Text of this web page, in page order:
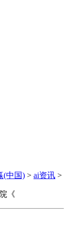
(中国) > ai资讯 >
《